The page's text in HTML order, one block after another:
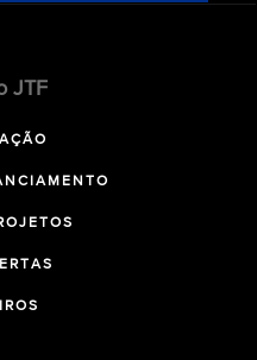
JTF